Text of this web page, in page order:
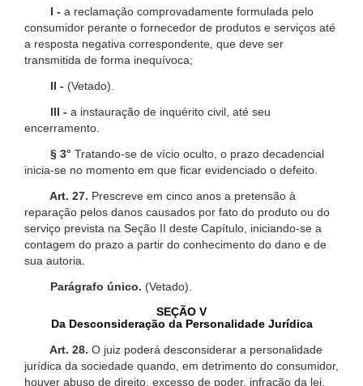
I - a reclamação comprovadamente formulada pelo
consumidor perante o fornecedor de produtos e serviços até
a resposta negativa correspondente, que deve ser
transmitida de forma inequívoca;
II - (Vetado).
III - a instauração de inquérito civil, até seu
encerramento.
§ 3° Tratando-se de vício oculto, o prazo decadencial
inicia-se no momento em que ficar evidenciado o defeito.
Art. 27. Prescreve em cinco anos a pretensão à
reparação pelos danos causados por fato do produto ou do
serviço prevista na Seção II deste Capítulo, iniciando-se a
contagem do prazo a partir do conhecimento do dano e de
sua autoria.
Parágrafo único. (Vetado).
SEÇÃO V
Da Desconsideração da Personalidade Jurídica
Art. 28. O juiz poderá desconsiderar a personalidade
jurídica da sociedade quando, em detrimento do consumidor,
houver abuso de direito, excesso de poder, infração da lei,